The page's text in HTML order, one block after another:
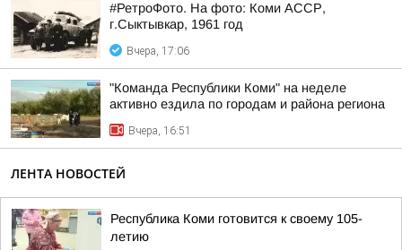
#РетроФото. На фото: Коми АССР,
г.Сыктывкар, 1961 год
Вчера, 17:06
"Команда Республики Коми" на неделе
активно ездила по городам и района региона
Вчера, 16:51
ЛЕНТА НОВОСТЕЙ
Республика Коми готовится к своему 105-
летию